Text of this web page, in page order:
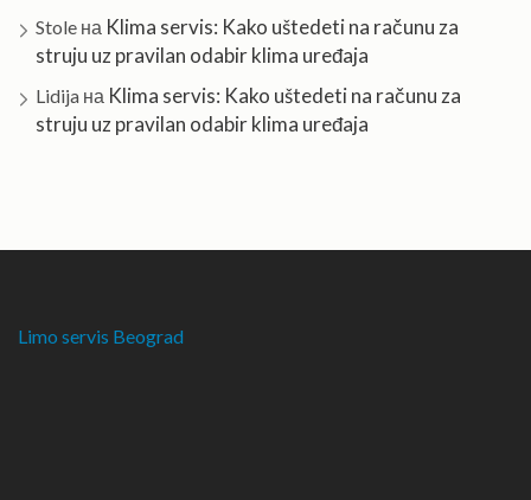
Stole на Klima servis: Kako uštedeti na računu za
struju uz pravilan odabir klima uređaja
Lidija на Klima servis: Kako uštedeti na računu za
struju uz pravilan odabir klima uređaja
Limo servis Beograd